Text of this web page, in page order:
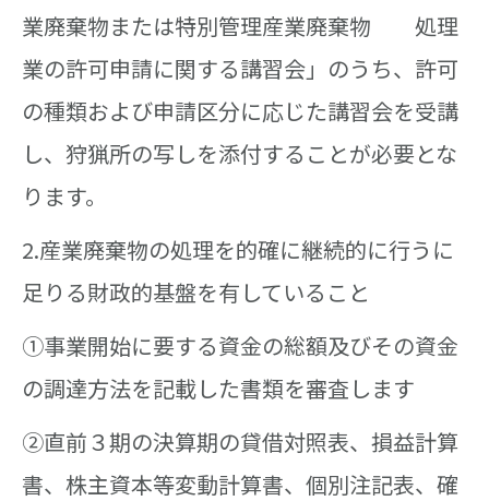
業廃棄物または特別管理産業廃棄物 処理
業の許可申請に関する講習会」のうち、許可
の種類および申請区分に応じた講習会を受講
し、狩猟所の写しを添付することが必要とな
ります。
2.産業廃棄物の処理を的確に継続的に行うに
足りる財政的基盤を有していること​​​​​​​​​​​​​​
①事業開始に要する資金の総額及びその資金
の調達方法を記載した書類を審査します
②直前３期の決算期の貸借対照表、損益計算
書、株主資本等変動計算書、個別注記表、確